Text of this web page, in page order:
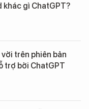
khác gì ChatGPT?
trên phiên bản
trợ bởi ChatGPT